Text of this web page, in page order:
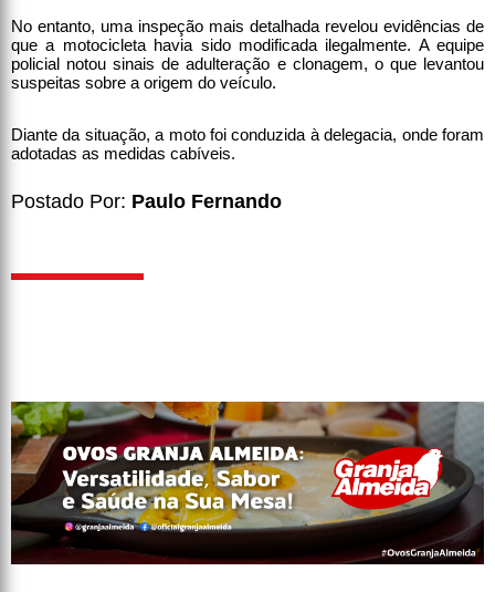
No entanto, uma inspeção mais detalhada revelou evidências de
que a motocicleta havia sido modificada ilegalmente. A equipe
policial notou sinais de adulteração e clonagem, o que levantou
suspeitas sobre a origem do veículo.
Diante da situação, a moto foi conduzida à delegacia, onde foram
adotadas as medidas cabíveis.
Postado Por: Paulo Fernando